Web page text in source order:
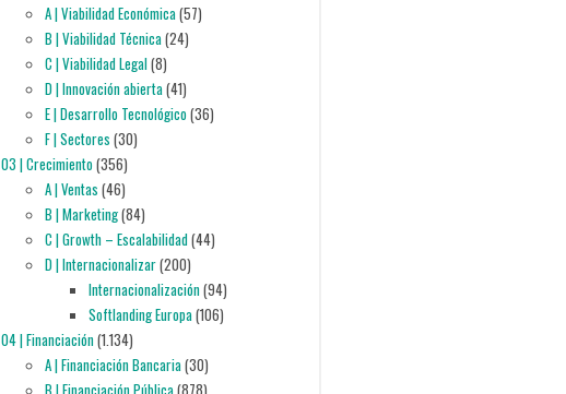
A | Viabilidad Económica(57)
B | Viabilidad Técnica(24)
C | Viabilidad Legal(8)
D | Innovación abierta(41)
E | Desarrollo Tecnológico(36)
F | Sectores (30)
03 | Crecimiento(356)
A | Ventas (46)
B | Marketing(84)
C | Growth – Escalabilidad(44)
D | Internacionalizar(200)
Internacionalización(94)
Softlanding Europa(106)
04 | Financiación(1.134)
A | Financiación Bancaria(30)
B | Financiación Pública(878)